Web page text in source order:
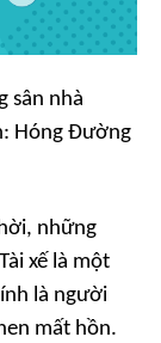
sân nhà
Hóng Đường
những
xế là một
là người
mất hồn.